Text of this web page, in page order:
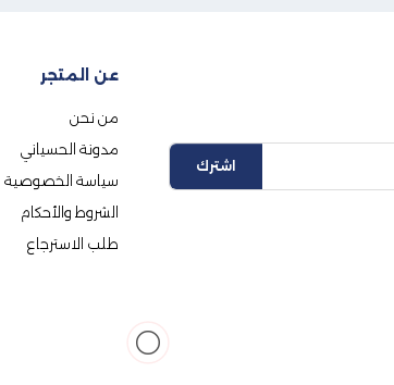
اشترك
عن المتجر
من نحن
مدونة الحسياني
سياسة الخصوصية
الشروط والأحكام
طلب الاسترجاع